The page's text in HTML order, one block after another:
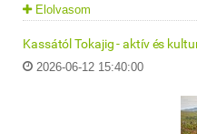
Elolvasom
Kassától Tokajig - aktív és
2026-06-12 15:40:00